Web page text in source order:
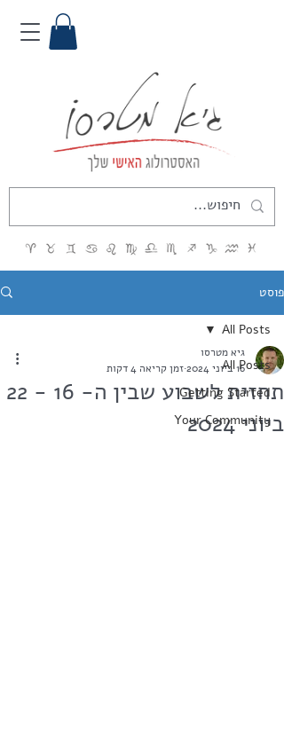
פוסט
All Posts
Getting Started
Your Community
All Posts
תחזית לשבוע שבין ה- 16 - 22
ביוני 2024
גיא מטרסו
16 ביוני 2024
זמן קריאה 4 דקות